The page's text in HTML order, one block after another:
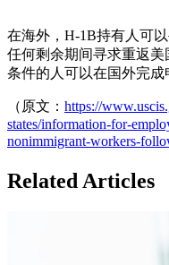
在海外，H-1B持有人可
任何剩余期间寻求重返
条件的人可以在国外完成
（原文： https://
states/information-for-
nonimmigrant-workers-
Related Articles